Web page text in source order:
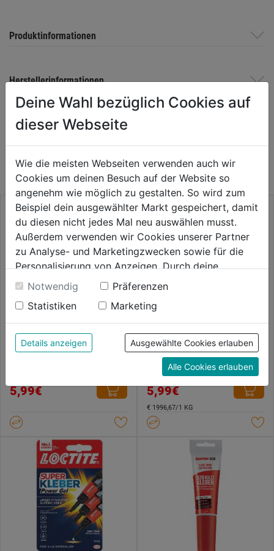
Produktinformationen
Herstellerinformationen
KATEGORIE
Superkleber Perfect Pen
von
Sternen.
5,99€
Superkleber Power Gel 4g
0.0 (0)
von
5
Sternen.
5,99€
€ 1996,67/1 KG
Deine Wahl bezüglich Cookies auf
dieser Webseite
Wie die meisten Webseiten verwenden auch wir
Cookies um deinen Besuch auf der Website so
angenehm wie möglich zu gestalten. So wird zum
Beispiel dein ausgewählter Markt gespeichert, damit
du diesen nicht jedes Mal neu auswählen musst.
Außerdem verwenden wir Cookies unserer Partner
zu Analyse- und Marketingzwecken sowie für die
Personalisierung von Anzeigen. Durch deine
Einwilligung werden die Daten von Drittanbieter,
unter anderem auch in den USA, verarbeitet.
Durch Klick auf "Alle Cookies erlauben" stimmst du
der Verwendung aller Cookies zu. Unter "Details
anzeigen" findest du alle Infos zu den
unterschiedlichen Cookies, unter "Cookies
Konfigurieren" kannst du auswählen, welche Cookies
du zulassen möchtest und welche nicht.
Weitere Informationen findest du in unserer
Notwendig
Präferenzen
Statistiken
Marketing
Details anzeigen Ausgewählte Cookies erlauben
Alle Cookies erlauben